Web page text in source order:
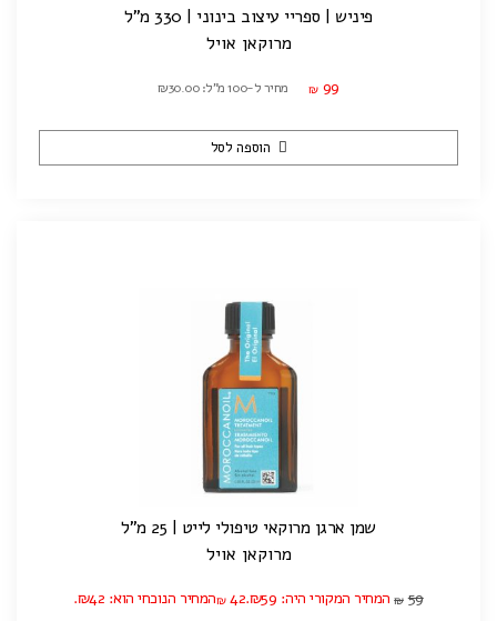
פיניש | ספריי עיצוב בינוני | 330 מ"ל
מרוקאן אויל
₪ 99 מחיר ל-100 מ"ל: ₪30.00
הוספה לסל
שמן ארגן מרוקאי טיפולי לייט | 25 מ"ל
מרוקאן אויל
₪ 59 המחיר המקורי היה: ₪59. ₪ 42 המחיר הנוכחי הוא: ₪42.